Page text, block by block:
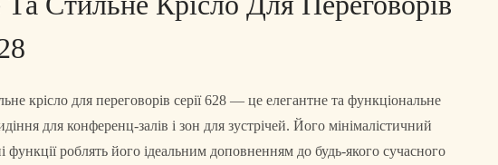
крісло для переговорів серії 628 — це елегантне та функціональне
для конференц-залів і зон для зустрічей. Його мінімалістичний
функції роблять його ідеальним доповненням до будь-якого сучасного